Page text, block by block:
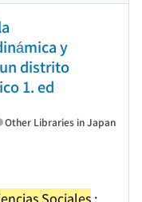
y
distrito
1. ed
Sociales :
Other Libraries in Japan